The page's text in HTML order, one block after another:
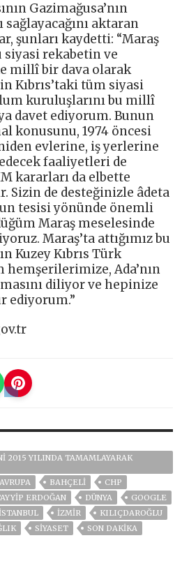
Gazimağusa’nın
aktaran
şunları kaydetti: “Maraş
rekabetin ve
millî bir dava olarak
Kıbrıs’taki tüm siyasi
kuruluşlarını bu millî
davet ediyorum. Bunun
konusunu, 1974 öncesi
evlerine, iş yerlerine
faaliyetleri de
kararları da elbette
Sizin de desteğinizle âdeta
tesisi yönünde önemli
Maraş meselesinde
Maraş’ta attığımız bu
Kuzey Kıbrıs Türk
hemşerilerimize, Ada’nın
diliyor ve hepinize
ediyorum.”
2015 YILINDA TAMAMLAYARAK
AVRUPA BAHÇELİ
CHP
ERDOĞAN
DÜNYA
GOOGLE
İZMIR
KILIÇDAROĞLU
SİYASET
SON DAKIKA